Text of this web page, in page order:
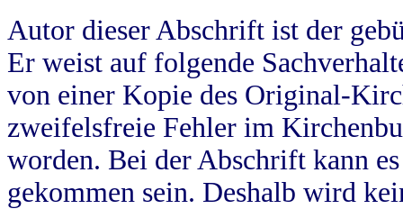
Autor dieser Abschrift ist der
Er weist auf folgende
von einer Kopie des Original-
zweifelsfreie Fehler im
worden. Bei der Abschrift kann
gekommen sein. Deshalb wird